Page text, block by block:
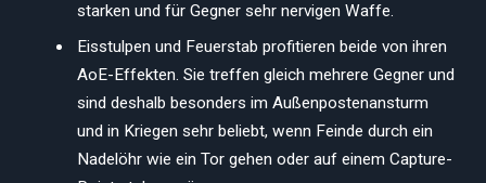
starken und für Gegner sehr nervigen Waffe.
Eisstulpen und Feuerstab profitieren beide von ihren
AoE-Effekten. Sie treffen gleich mehrere Gegner und
sind deshalb besonders im Außenpostenansturm
und in Kriegen sehr beliebt, wenn Feinde durch ein
Nadelöhr wie ein Tor gehen oder auf einem Capture-